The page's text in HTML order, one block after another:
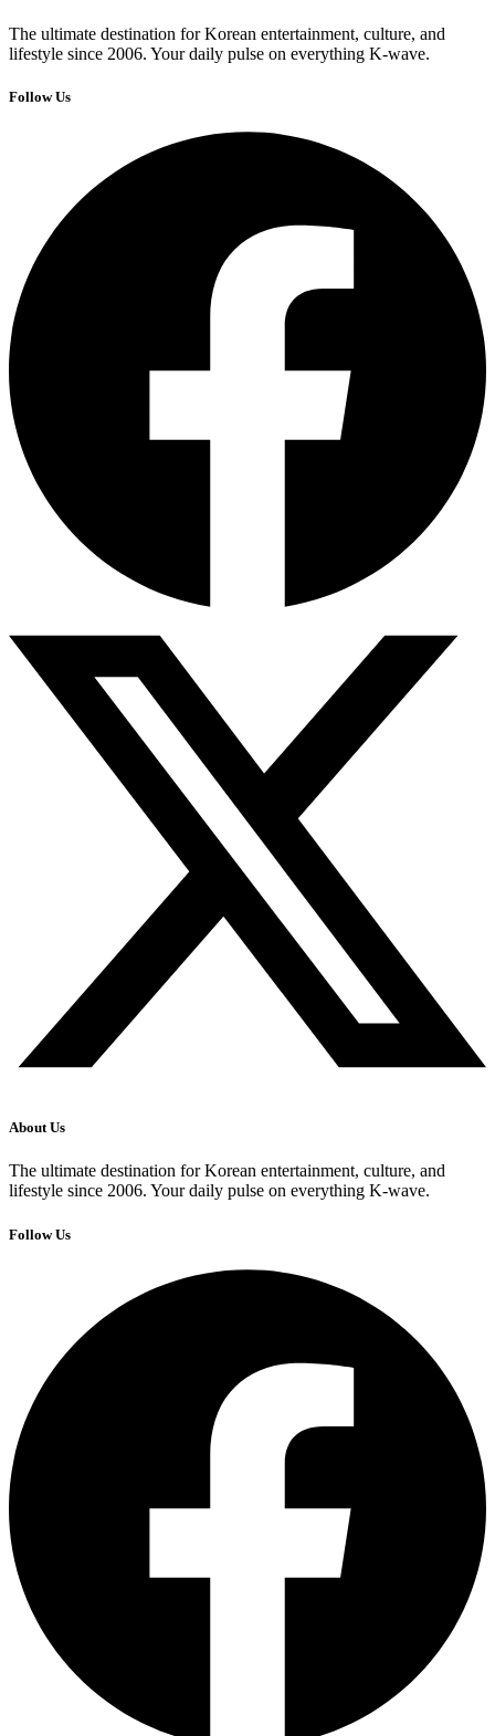
The ultimate destination for Korean entertainment, culture, and
lifestyle since 2006. Your daily pulse on everything K-wave.
Follow Us
About Us
The ultimate destination for Korean entertainment, culture, and
lifestyle since 2006. Your daily pulse on everything K-wave.
Follow Us